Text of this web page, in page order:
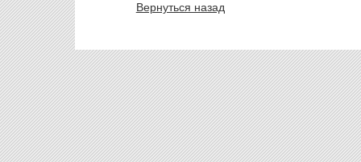
Вернуться назад